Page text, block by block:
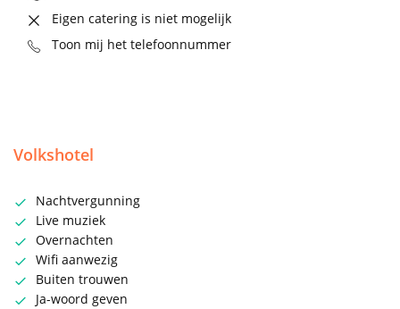
Eigen catering is niet mogelijk
Toon mij het telefoonnummer
Volkshotel
Nachtvergunning
Live muziek
Overnachten
Wifi aanwezig
Buiten trouwen
Ja-woord geven